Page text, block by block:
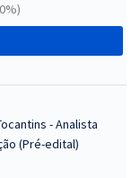
- Analista
(Pré-edital)